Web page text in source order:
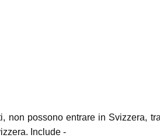
non possono entrare in Svizzera,
Include -